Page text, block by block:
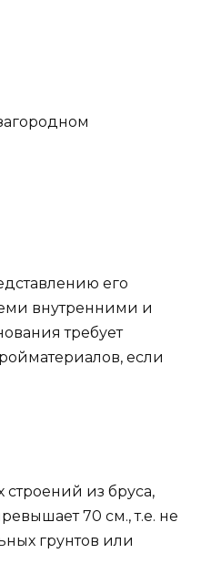
его
внутренними и
требует
если
из бруса,
70 см., т.е. не
грунтов или